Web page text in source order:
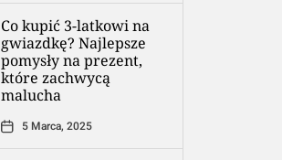
Co kupić 3-latkowi na
gwiazdkę? Najlepsze
pomysły na prezent,
które zachwycą
malucha
5 Marca, 2025